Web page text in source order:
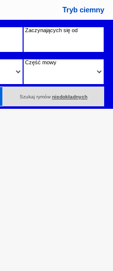
Tryb ciemny
Zaczynających się od
Część mowy
Szukaj rymów niedokładnych